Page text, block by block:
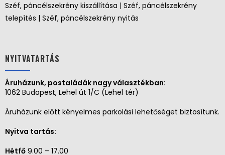
Széf, páncélszekrény kiszállítása | Széf, páncélszekrény
telepítés | Széf, páncélszekrény nyitás
NYITVATARTÁS
Áruházunk, postaládák nagy választékban:
1062 Budapest, Lehel út 1/C (Lehel tér)
Áruházunk előtt kényelmes parkolási lehetőséget biztosítunk.
Nyitva tartás:
Hétfő 9.00 – 17.00